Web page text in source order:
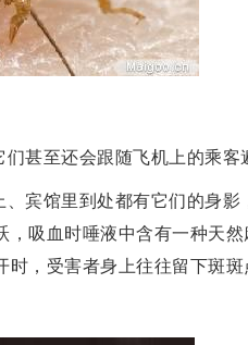
甚至还会跟随飞机上的乘客
宾馆里到处都有它们的身影
吸血时唾液中含有一种天
，受害者身上往往留下斑斑